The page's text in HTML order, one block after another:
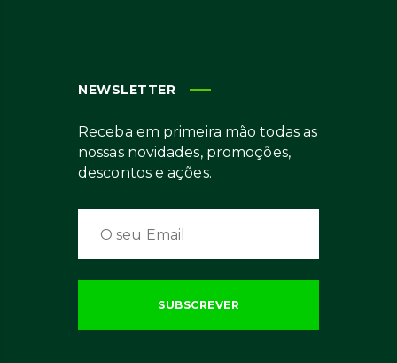
NEWSLETTER
Receba em primeira mão todas as
nossas novidades, promoções,
descontos e ações.